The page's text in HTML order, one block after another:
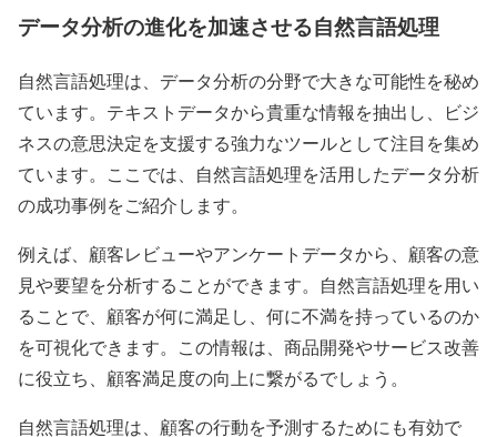
データ分析の進化を加速させる自然言語処理
自然言語処理は、データ分析の分野で大きな可能性を秘め
ています。テキストデータから貴重な情報を抽出し、ビジ
ネスの意思決定を支援する強力なツールとして注目を集め
ています。ここでは、自然言語処理を活用したデータ分析
の成功事例をご紹介します。
例えば、顧客レビューやアンケートデータから、顧客の意
見や要望を分析することができます。自然言語処理を用い
ることで、顧客が何に満足し、何に不満を持っているのか
を可視化できます。この情報は、商品開発やサービス改善
に役立ち、顧客満足度の向上に繋がるでしょう。
自然言語処理は、顧客の行動を予測するためにも有効で